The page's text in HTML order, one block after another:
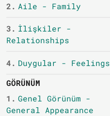
2. Aile - Family
3. İlişkiler -
Relationships
4. Duygular - Feelings
GÖRÜNÜM
1. Genel Görünüm -
General Appearance